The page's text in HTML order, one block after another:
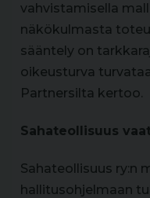
vahvistamisella
näkökulmasta
sääntely on
oikeusturva
Partnersilta kertoo.
Sahateollisuus
Sahateollisuus ry:n
hallitusohjelmaan